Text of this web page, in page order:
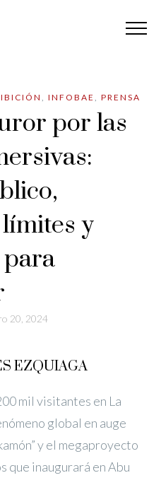
, INFOBAE , PRENSA
por las
y
20, 2024
EZQUIAGA
mil visitantes en La
global en auge
y el megaproyecto
que inaugurará en Abu